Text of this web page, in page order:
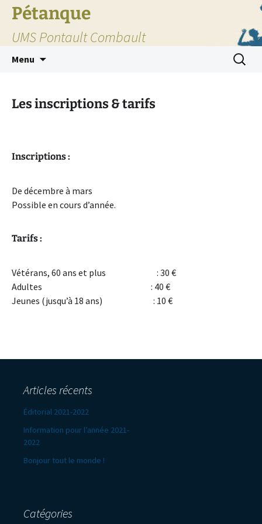
Pétanque
UMS Pontault Combault
Menu
Les inscriptions & tarifs
Inscriptions :
De décembre à mars
Possible en cours d’année.
Tarifs :
Vétérans, 60 ans et plus : 30 €
Adultes : 40 €
Jeunes (jusqu’à 18 ans) : 10 €
Articles récents
Éditorial 2021-2022
Information pour l’année 2021-
2022
Bonjour tout le monde !
Catégories